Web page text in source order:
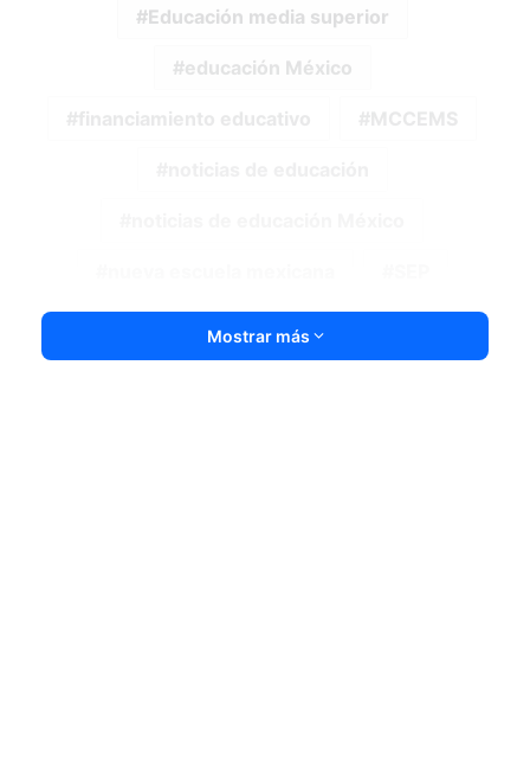
Educación media superior
educación México
Mostrar más